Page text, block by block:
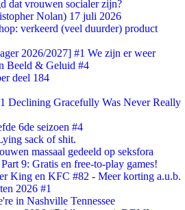
dat vrouwen socialer zijn?
Nolan) 17 juli 2026
verkeerd (veel duurder) product
2026/2027] #1 We zijn er weer
Beeld & Geluid #4
deel 184
Declining Gracefully Was Never Really
6de seizoen #4
sack of shit.
massaal gedeeld op seksfora
9: Gratis en free-to-play games!
King en KFC #82 - Meer korting a.u.b.
2026 #1
in Nashville Tennessee